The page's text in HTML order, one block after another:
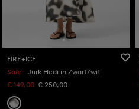
FIRE+ICE
Sale
Jurk Hedi in Zwart/wit
€ 149,00 € 250,00